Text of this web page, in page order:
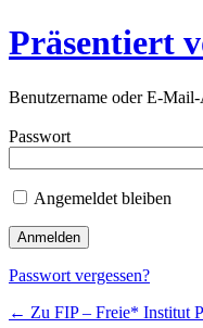
Präsentiert
Benutzername oder E-Mail-
Passwort
Angemeldet bleiben
Passwort vergessen?
← Zu FIP – Freie* Institut